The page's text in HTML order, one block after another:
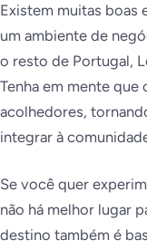
Existem muitas boas
um ambiente de
o resto de Portugal,
Tenha em mente
acolhedores,
integrar à
Se você quer
não há melhor lugar
destino também é